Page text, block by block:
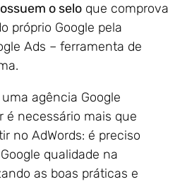
o selo que comprova
próprio Google pela
Ads – ferramenta de
agência Google
é necessário mais que
no AdWords: é preciso
qualidade na
as boas práticas e